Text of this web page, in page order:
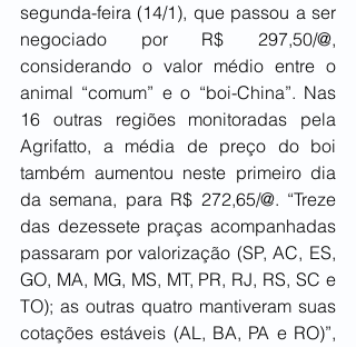
segunda-feira (14/1), que passou a ser
negociado por R$ 297,50/@,
considerando o valor médio entre o
animal “comum” e o “boi-China”. Nas
16 outras regiões monitoradas pela
Agrifatto, a média de preço do boi
também aumentou neste primeiro dia
da semana, para R$ 272,65/@. “Treze
das dezessete praças acompanhadas
passaram por valorização (SP, AC, ES,
GO, MA, MG, MS, MT, PR, RJ, RS, SC e
TO); as outras quatro mantiveram suas
cotações estáveis (AL, BA, PA e RO)”,